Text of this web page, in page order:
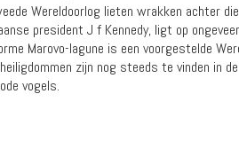
Wereldoorlog lieten wrakken achter
president J f Kennedy, ligt op
Marovo-lagune is een voorgestelde
zijn nog steeds te vinden in
vogels.